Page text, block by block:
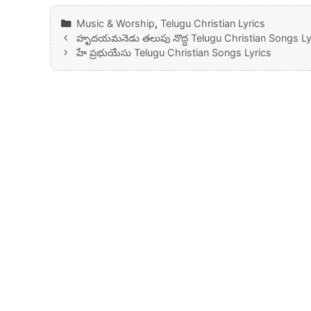
Categories
Music & Worship, Telugu Christian Lyrics
హృదయమనెడు తలుపు నొద్ద Telugu Christian Songs
హే ప్రభుయేసు Telugu Christian Songs Lyrics